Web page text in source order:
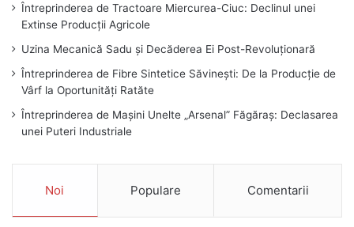
Întreprinderea de Tractoare Miercurea-Ciuc: Declinul unei
Extinse Producții Agricole
Uzina Mecanică Sadu și Decăderea Ei Post-Revoluționară
Întreprinderea de Fibre Sintetice Săvinești: De la Producție de
Vârf la Oportunități Ratăte
Întreprinderea de Mașini Unelte „Arsenal” Făgăraș: Declasarea
unei Puteri Industriale
Noi Populare Comentarii